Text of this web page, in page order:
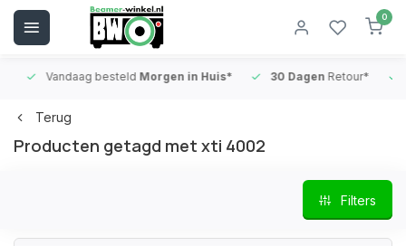
0
Vandaag besteldMorgen in Huis* 30 DagenRetour*
Terug
Producten getagd met xti 4002
Filters